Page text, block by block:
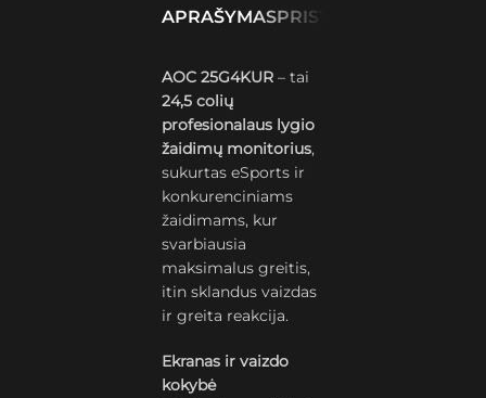
APRAŠYMASPRISTATYMAS IR
AOC 25G4KUR – tai
24,5 colių
profesionalaus lygio
žaidimų monitorius,
sukurtas eSports ir
konkurenciniams
žaidimams, kur
svarbiausia
maksimalus greitis,
itin sklandus vaizdas
ir greita reakcija.
Ekranas ir vaizdo
kokybė